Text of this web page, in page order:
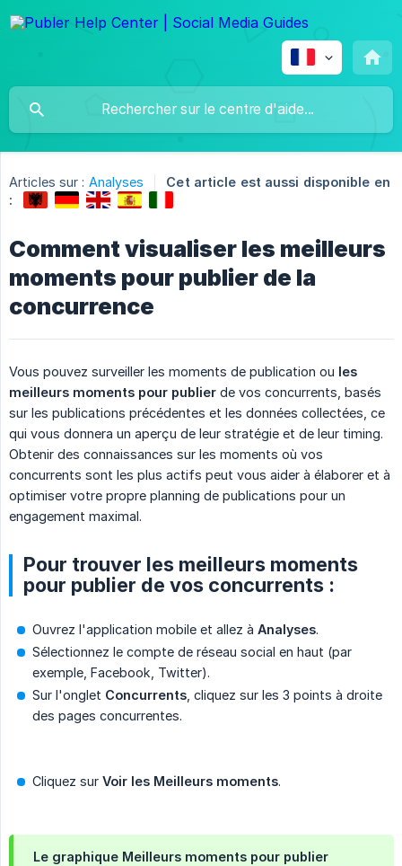
Articles sur : Analyses
Cet article est aussi disponible en
:
Comment visualiser les meilleurs
moments pour publier de la
concurrence
Vous pouvez surveiller les moments de publication ou les
meilleurs moments pour publier de vos concurrents, basés
sur les publications précédentes et les données collectées, ce
qui vous donnera un aperçu de leur stratégie et de leur timing.
Obtenir des connaissances sur les moments où vos
concurrents sont les plus actifs peut vous aider à élaborer et à
optimiser votre propre planning de publications pour un
engagement maximal.
Pour trouver les meilleurs moments
pour publier de vos concurrents :
Ouvrez l'application mobile et allez à Analyses.
Sélectionnez le compte de réseau social en haut (par
exemple, Facebook, Twitter).
Sur l'onglet Concurrents , cliquez sur les 3 points à droite
des pages concurrentes.
Cliquez sur Voir les Meilleurs moments.
Le graphique Meilleurs moments pour publier